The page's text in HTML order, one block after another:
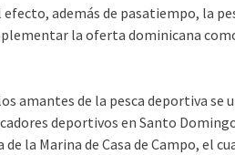
además de pasatiempo, la
la oferta dominicana
amantes de la pesca deportiva se
deportivos en Santo
la Marina de Casa de Campo, el